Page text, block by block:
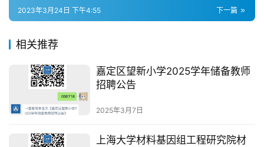
下一篇
2023年3月24日 下午4:55
相关推荐
嘉定区望新小学2025学年储备教师
招聘公告
2025年3月7日
上海大学材料基因组工程研究院材